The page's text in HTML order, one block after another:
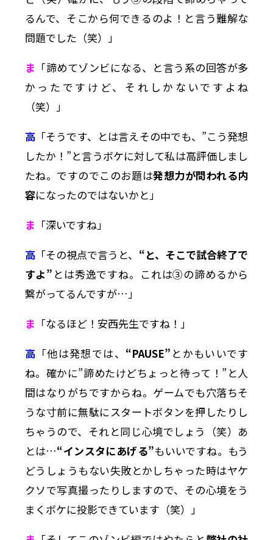
るんで、そこから何できるのよ！と言う難解な
問題でした（笑）」
ま 「諦めてゾンビになる、と言う系の回答が多
かったですけど、それしかないですよね
（笑）」
高 「そうです、とは言えその中でも、”こう発想
したか！”と言うボケに対して私は高評価しまし
たね。ですのでこのお題は発想力が問われる内
容になったのではないかと」
ま 「深いですね」
高 「その視点で言うと、 “と、そこで試合終了で
すよ” とは秀逸ですね。これは③の諦めるから
繋がってるんですが…」
ま 「なるほど！安西先生ですね！」
高 「他は発想では、 “PAUSE” とかもいいです
ね。確かに”諦めたけどちょっと待って！”と人
間はなりがちですからね。ゲームでも穴落ちそ
うな寸前に無駄にスタートボタンを押したりし
ちゃうので、それと同じ心境でしょう（笑）あ
とは…“インスタにあげる”もいいですね。もう
どうしょうもない失敗とかしちゃった時はヤケ
クソで写真撮ったりしますので、その心境をう
まくボケに投影できています（笑）」